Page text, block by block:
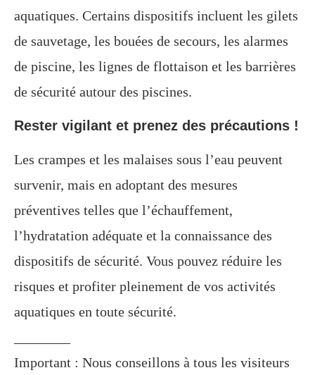
aquatiques. Certains dispositifs incluent les gilets
de sauvetage, les bouées de secours, les alarmes
de piscine, les lignes de flottaison et les barrières
de sécurité autour des piscines.
Rester vigilant et prenez des précautions !
Les crampes et les malaises sous l’eau peuvent
survenir, mais en adoptant des mesures
préventives telles que l’échauffement,
l’hydratation adéquate et la connaissance des
dispositifs de sécurité. Vous pouvez réduire les
risques et profiter pleinement de vos activités
aquatiques en toute sécurité.
Important : Nous conseillons à tous les visiteurs